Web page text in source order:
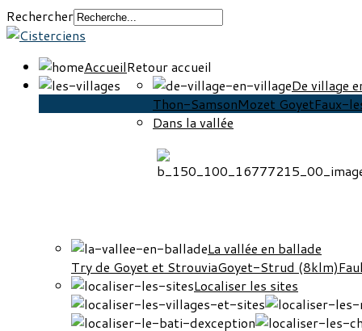
Rechercher
AccueilRetour accueil
De village
Thon-SamsonMozet GoyetFaux-
Dans la vallée
La vallée en ballade
Try de Goyet et StrouviaGoyet-Strud (8klm)
Localiser les sites